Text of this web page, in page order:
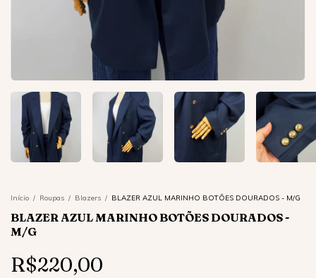
Início / Roupas / Blazers / BLAZER AZUL MARINHO BOTÕES DOURADOS - M/G
BLAZER AZUL MARINHO BOTÕES DOURADOS -
M/G
R$220,00